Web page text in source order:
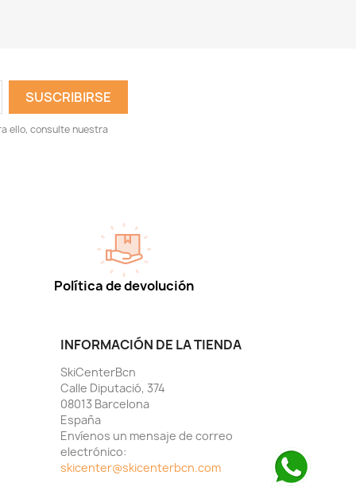
ello, consulte nuestra
Política de devolución
INFORMACIÓN DE LA TIENDA
SkiCenterBcn
Calle Diputació, 374
08013 Barcelona
España
Envíenos un mensaje de correo
electrónico:
skicenter@skicenterbcn.com